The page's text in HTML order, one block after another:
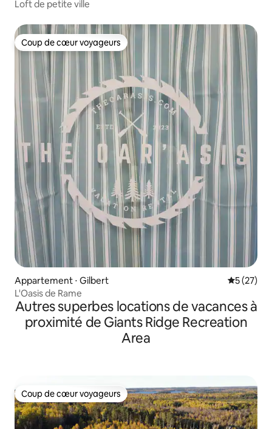
Loft de petite ville
Coup de cœur voyageurs
Coup de cœur voyageurs
Appartement ⋅ Gilbert
5 (27)
L'Oasis de Rame
Autres superbes locations de vacances à
proximité de Giants Ridge Recreation
Area
Coup de cœur voyageurs
Coup de cœur voyageurs